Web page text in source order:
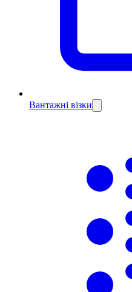
Вантажні візки